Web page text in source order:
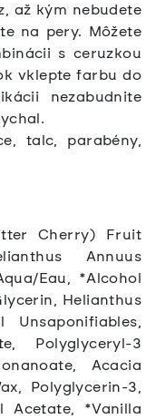
až kým nebudete
na pery. Môžete
s ceruzkou
vklepte farbu do
nezabudnite
talc, parabény,
Cherry) Fruit
Annuus
Eau, *Alcohol
Helianthus
Polyglyceryl-3
Acacia
Polyglycerin-3,
Acetate, *Vanilla